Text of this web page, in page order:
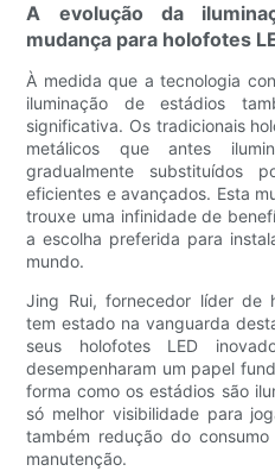
A evolução da
mudança para holofotes
À medida que a tecnologia
iluminação de estádios
significativa. Os tradicionais
metálicos que antes
gradualmente substituídos
eficientes e avançados. Esta
trouxe uma infinidade de
a escolha preferida para
mundo.
Jing Rui, fornecedor líder de
tem estado na vanguarda
seus holofotes LED
desempenharam um papel
forma como os estádios são
só melhor visibilidade para
também redução do
manutenção.